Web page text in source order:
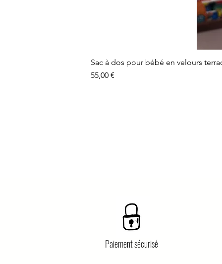
Sac à dos pour bébé en velours
Prix
55,00 €
Paiement sécurisé